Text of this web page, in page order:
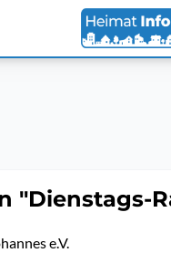
"Dienstags-
e.V.